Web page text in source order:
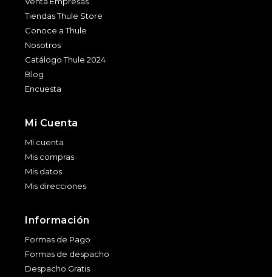
Tiendas Thule Store
Conoce a Thule
Nosotros
Catálogo Thule 2024
Blog
Encuesta
Mi Cuenta
Mi cuenta
Mis compras
Mis datos
Mis direcciones
Información
Formas de Pago
Formas de despacho
Despacho Gratis